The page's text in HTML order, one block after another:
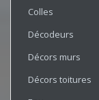
Colles
Décodeurs
Décors murs
Décors toitures